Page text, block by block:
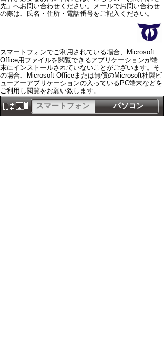
先」へお問い合わせください。メールでお問い合わせ
の際は、氏名・住所・電話番号をご記入ください。
スマートフォンでご利用されている場合、Microsoft
Office用ファイルを閲覧できるアプリケーションが端
末にインストールされていないことがございます。そ
の場合、Microsoft Officeまたは無償のMicrosoft社製ビ
ューアーアプリケーションの入っているPC端末などを
ご利用し閲覧をお願い致します。
パソコン
スマートフォン